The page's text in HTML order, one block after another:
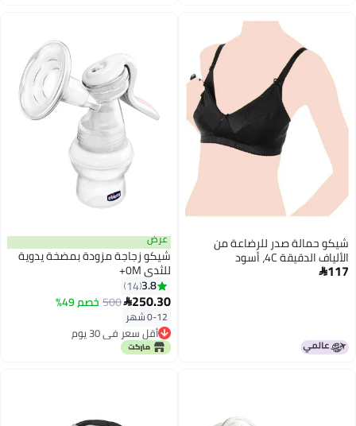
شيكو حمالة صدر للرضاعة من
الألياف الدقيقة 4C، أسود
117
عرض
شيكو زجاجة مزودة بمضخة يدوية
للثدي 0M+
3.8
14
250.30
500 خصم 49%
0-12 شهر
أقل سعر في 30 يوم
أقل سعر في 30 يوم